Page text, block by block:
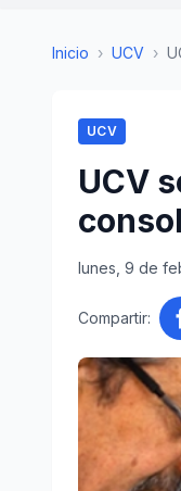
Inicio › UCV ›
UCV
UCV
lunes, 9 de
Compartir: